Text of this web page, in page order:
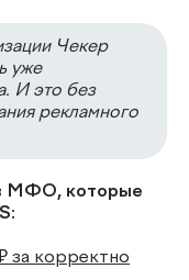
Чекер
уже
И это без
рекламного
МФО, которые
за корректно